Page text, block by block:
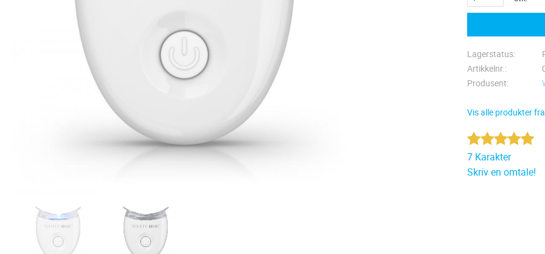
Lagerstatus
Artikkelnr.
Produsent
Vis alle produkter
7 Karakter
Skriv en omtale!